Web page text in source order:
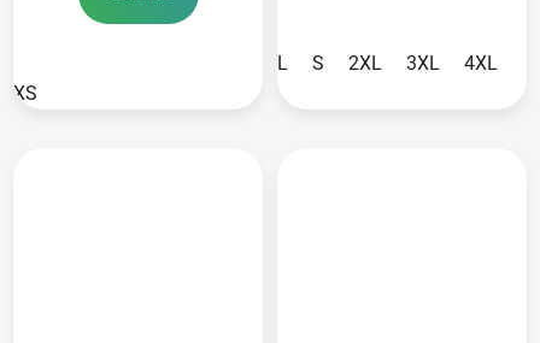
XS
L S 2XL 3XL 4XL